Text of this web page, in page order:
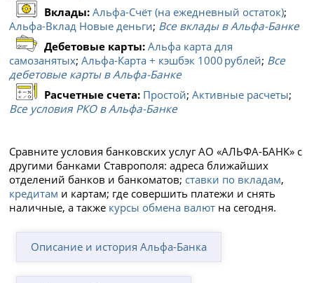
Вклады:Альфа-Счёт (на ежедневный остаток);
Альфа-Вклад Новые деньги; Все вклады в Альфа-Банке
Дебетовые карты:Альфа карта для
самозанятых;Альфа‑Карта + кэшбэк 1000 рублей; Все
дебетовые карты в Альфа-Банке
Расчетные счета: Простой;Активные расчеты;
Все условия РКО в Альфа-Банке
Сравните условия банковских услуг АО «АЛЬФА-БАНК» с
другими банками Ставрополя: адреса ближайших
отделений банков и банкоматов; ставки по вкладам,
кредитам и картам; где совершить платежи и снять
наличные, а также курсы обмена валют на сегодня.
Описание и история Альфа-Банка